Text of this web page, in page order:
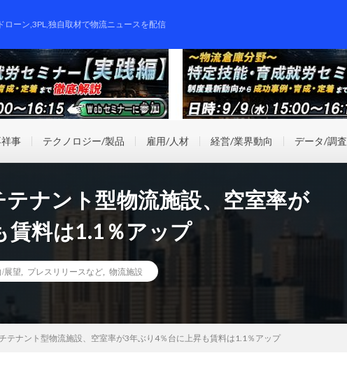
ローン,3PL,独自取材で物流ニュースを配信
事 テクノロジー/製品 雇用/人材 経営/業界動向 データ/調査
ナント型物流施設、空室率が
賃料は1.1％アップ
/展望 プレスリリースなど 物流施設
テナント型物流施設、空室率が3年ぶり4％台に上昇も賃料は1.1％アップ